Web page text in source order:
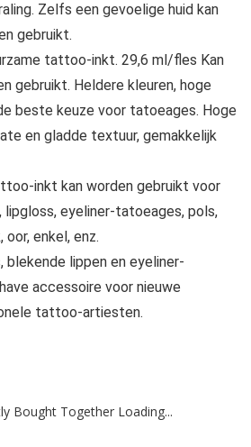
Zelfs een gevoelige huid kan
gebruikt.
tattoo-inkt. 29,6 ml/fles Kan
gebruikt. Heldere kleuren, hoge
beste keuze voor tatoeages. Hoge
en gladde textuur, gemakkelijk
inkt kan worden gebruikt voor
eyeliner-tatoeages, pols,
oor, enkel, enz.
blekende lippen en eyeliner-
accessoire voor nieuwe
tattoo-artiesten.
Bought Together Loading...